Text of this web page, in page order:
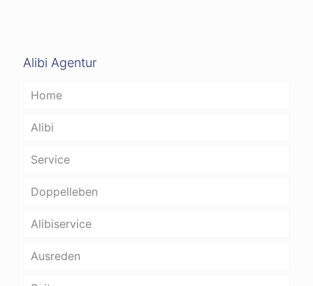
Alibi Agentur
Home
Alibi
Service
Doppelleben
Alibiservice
Ausreden